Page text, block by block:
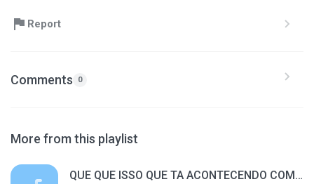
Report
Comments 0
More from this playlist
QUE QUE ISSO QUE TA ACONTECENDO COMIGO (VIDEO CLIPE OFICIAL)